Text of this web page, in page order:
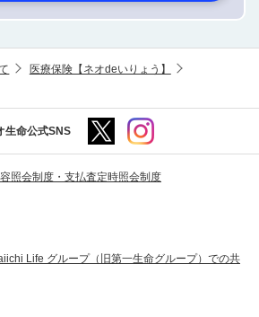
医療保険【ネオdeいりょう】
生命公式SNS
照会制度・支払査定時照会制度
Life グループ（旧第一生命グループ）での共